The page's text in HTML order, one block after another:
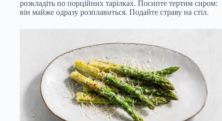
розкладіть по порційних тарілках. Посипте тертим сиром:
він майже одразу розплавиться. Подайте страву на стіл.